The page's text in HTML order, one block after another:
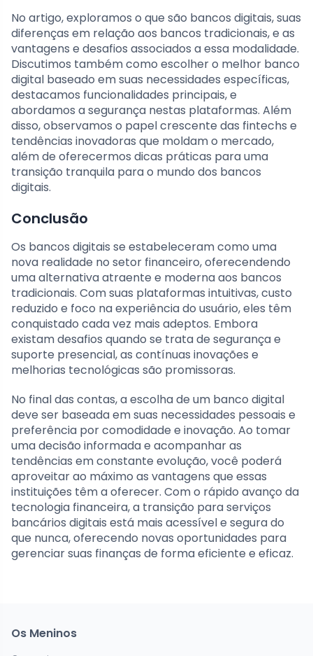
No artigo, exploramos o que são bancos digitais, suas
diferenças em relação aos bancos tradicionais, e as
vantagens e desafios associados a essa modalidade.
Discutimos também como escolher o melhor banco
digital baseado em suas necessidades específicas,
destacamos funcionalidades principais, e
abordamos a segurança nestas plataformas. Além
disso, observamos o papel crescente das fintechs e
tendências inovadoras que moldam o mercado,
além de oferecermos dicas práticas para uma
transição tranquila para o mundo dos bancos
digitais.
Conclusão
Os bancos digitais se estabeleceram como uma
nova realidade no setor financeiro, oferecendendo
uma alternativa atraente e moderna aos bancos
tradicionais. Com suas plataformas intuitivas, custo
reduzido e foco na experiência do usuário, eles têm
conquistado cada vez mais adeptos. Embora
existam desafios quando se trata de segurança e
suporte presencial, as contínuas inovações e
melhorias tecnológicas são promissoras.
No final das contas, a escolha de um banco digital
deve ser baseada em suas necessidades pessoais e
preferência por comodidade e inovação. Ao tomar
uma decisão informada e acompanhar as
tendências em constante evolução, você poderá
aproveitar ao máximo as vantagens que essas
instituições têm a oferecer. Com o rápido avanço da
tecnologia financeira, a transição para serviços
bancários digitais está mais acessível e segura do
que nunca, oferecendo novas oportunidades para
gerenciar suas finanças de forma eficiente e eficaz.
Os Meninos